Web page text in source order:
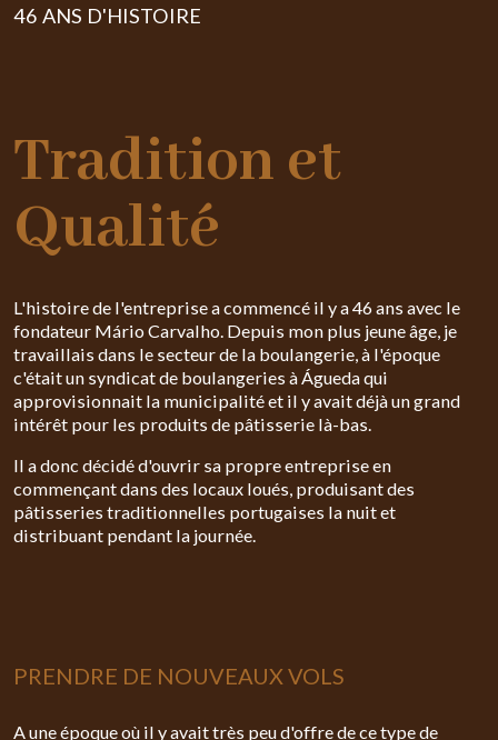
46 ANS D'HISTOIRE
Tradition et
Qualité
L'histoire de l'entreprise a commencé il y a 46 ans avec le
fondateur Mário Carvalho. Depuis mon plus jeune âge, je
travaillais dans le secteur de la boulangerie, à l'époque
c'était un syndicat de boulangeries à Águeda qui
approvisionnait la municipalité et il y avait déjà un grand
intérêt pour les produits de pâtisserie là-bas.
Il a donc décidé d'ouvrir sa propre entreprise en
commençant dans des locaux loués, produisant des
pâtisseries traditionnelles portugaises la nuit et
distribuant pendant la journée.
PRENDRE DE NOUVEAUX VOLS
A une époque où il y avait très peu d'offre de ce type de